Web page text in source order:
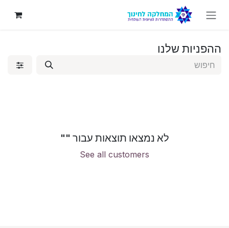
ההפניות שלנו
לא נמצאו תוצאות עבור ""
See all customers